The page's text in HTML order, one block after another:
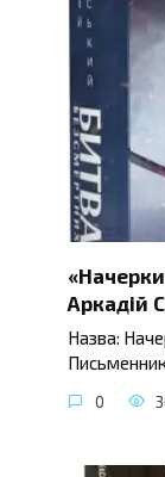
Аркадій
Назва:
0